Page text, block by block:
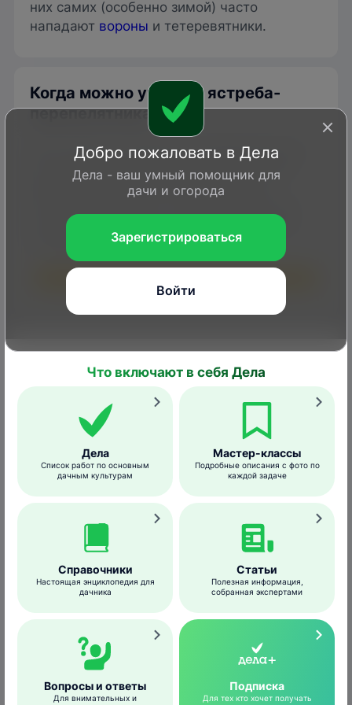
них самих (особенно зимой) часто
нападают вороны и тетеревятники.
Когда можно увидеть ястреба-
перепелятника
Хотя птица и относится к перелетным, на
юге ареала она может быть зимующим
видом. Часть местных птиц осенью
ястреб встречается у нас гораздо реже,
чем весной и летом.
2 11
Гнездование
Яйца ястреба-перепелятника
Didier Descouens /wikimedia.org
Сезон размножения
продолжается с
апреля до конца августа, в зависимости от
региона.Гнездо– рыхлую структуру из
сучьев (преимущественно лиственницы и
Добро пожаловать в Дела
Дела - ваш умный помощник для
дачи и огорода
Зарегистрироваться
Войти
Что включают в себя Дела
Дела
Список работ по основным
дачным культурам
Мастер-классы
Подробные описания с фото по
каждой задаче
Справочники
Настоящая энциклопедия для
дачника
Статьи
Полезная информация,
собранная экспертами
Вопросы и ответы
Для внимательных и
Подписка
Для тех кто хочет получать